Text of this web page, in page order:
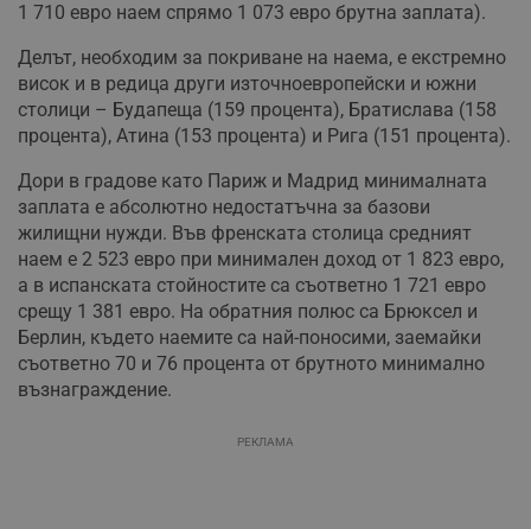
1 710 евро наем спрямо 1 073 евро брутна заплата).
Делът, необходим за покриване на наема, е екстремно
висок и в редица други източноевропейски и южни
столици – Будапеща (159 процента), Братислава (158
процента), Атина (153 процента) и Рига (151 процента).
Дори в градове като Париж и Мадрид минималната
заплата е абсолютно недостатъчна за базови
жилищни нужди. Във френската столица средният
наем е 2 523 евро при минимален доход от 1 823 евро,
а в испанската стойностите са съответно 1 721 евро
срещу 1 381 евро. На обратния полюс са Брюксел и
Берлин, където наемите са най-поносими, заемайки
съответно 70 и 76 процента от брутното минимално
възнаграждение.
РЕКЛАМА